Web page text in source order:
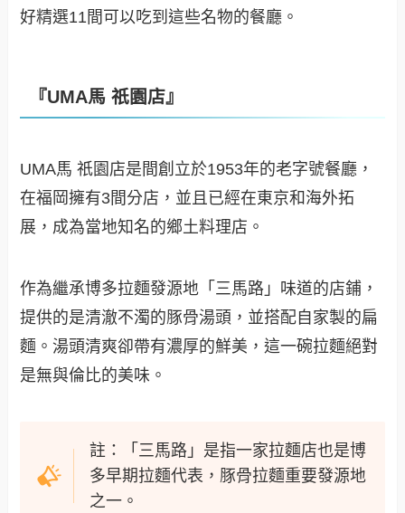
好精選11間可以吃到這些名物的餐廳。
『UMA馬 祇園店』
UMA馬 祇園店是間創立於1953年的老字號餐廳，
在福岡擁有3間分店，並且已經在東京和海外拓
展，成為當地知名的鄉土料理店。
作為繼承博多拉麵發源地「三馬路」味道的店鋪，
提供的是清澈不濁的豚骨湯頭，並搭配自家製的扁
麵。湯頭清爽卻帶有濃厚的鮮美，這一碗拉麵絕對
是無與倫比的美味。
註：「三馬路」是指一家拉麵店也是博
多早期拉麵代表，豚骨拉麵重要發源地
之一。